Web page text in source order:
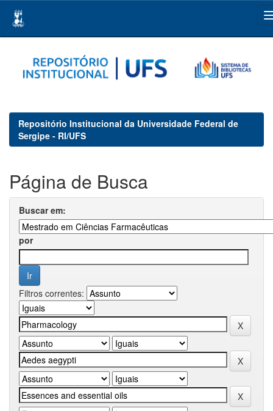
navigation
Repositório Institucional da Universidade Federal de
Sergipe - RI/UFS
Página de Busca
Buscar em:
por
Filtros correntes: